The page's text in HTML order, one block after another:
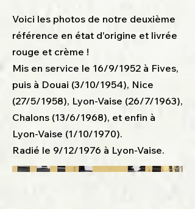
Voici les photos de notre deuxième
référence en état d'origine et livrée
rouge et crème !
Mis en service le 16/9/1952 à Fives,
puis à Douai (3/10/1954), Nice
(27/5/1958), Lyon-Vaise (26/7/1963),
Chalons (13/6/1968), et enfin à
Lyon-Vaise (1/10/1970).
Radié le 9/12/1976 à Lyon-Vaise.